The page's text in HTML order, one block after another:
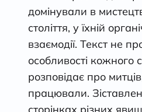
домінували в
століття, у їхній
взаємодії. Текст не
особливості кожного
розповідає про
працювали.
сторінках різних